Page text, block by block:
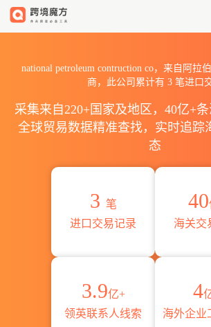
national petroleum contruction co，来自阿拉
商，此公司累计有 3笔进口
采集来自220+国家及地区，40亿+条
全球贸易数据精准查找，实时追踪
态
3 笔
进口交易记录
40
海关交
3.9亿+
领英联系人线索
4
海外企业